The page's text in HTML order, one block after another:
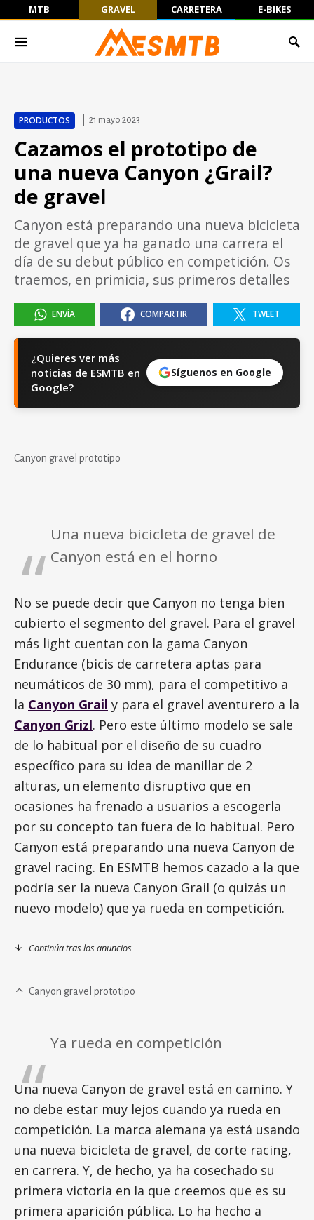
MTB GRAVEL CARRETERA E-BIKES
PRODUCTOS 21 mayo 2023
Cazamos el prototipo de
una nueva Canyon ¿Grail?
de gravel
Canyon está preparando una nueva bicicleta
de gravel que ya ha ganado una carrera el
día de su debut público en competición. Os
traemos, en primicia, sus primeros detalles
ENVÍA COMPARTIR TWEET
¿Quieres ver más
noticias de ESMTB en
Google?
Síguenos en Google
Canyon gravel prototipo
Una nueva bicicleta de gravel de
Canyon está en el horno
No se puede decir que Canyon no tenga bien
cubierto el segmento del gravel. Para el gravel
más light cuentan con la gama Canyon
Endurance (bicis de carretera aptas para
neumáticos de 30 mm), para el competitivo a
la Canyon Grail y para el gravel aventurero a la
Canyon Grizl. Pero este último modelo se sale
de lo habitual por el diseño de su cuadro
específico para su idea de manillar de 2
alturas, un elemento disruptivo que en
ocasiones ha frenado a usuarios a escogerla
por su concepto tan fuera de lo habitual. Pero
Canyon está preparando una nueva Canyon de
gravel racing. En ESMTB hemos cazado a la que
podría ser la nueva Canyon Grail (o quizás un
nuevo modelo) que ya rueda en competición.
Continúa tras los anuncios
Canyon gravel prototipo
Ya rueda en competición
Una nueva Canyon de gravel está en camino. Y
no debe estar muy lejos cuando ya rueda en
competición. La marca alemana ya está usando
una nueva bicicleta de gravel, de corte racing,
en carrera. Y, de hecho, ya ha cosechado su
primera victoria en la que creemos que es su
primera aparición pública. Lo ha hecho a